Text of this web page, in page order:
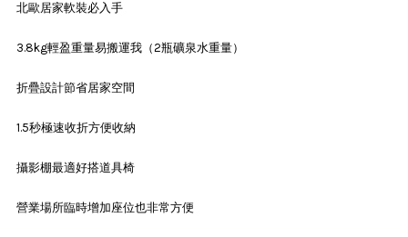
北歐居家軟裝必入手
3.8kg輕盈重量易搬運我（2瓶礦泉水重量）
折疊設計節省居家空間
1.5秒極速收折方便收納
攝影棚最適好搭道具椅
營業場所臨時增加座位也非常方便